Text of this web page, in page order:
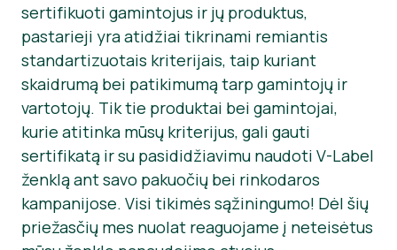
sertifikuoti gamintojus ir jų produktus,
pastarieji yra atidžiai tikrinami remiantis
standartizuotais kriterijais, taip kuriant
skaidrumą bei patikimumą tarp gamintojų ir
vartotojų. Tik tie produktai bei gamintojai,
kurie atitinka mūsų kriterijus, gali gauti
sertifikatą ir su pasididžiavimu naudoti V-Label
ženklą ant savo pakuočių bei rinkodaros
kampanijose. Visi tikimės sąžiningumo! Dėl šių
priežasčių mes nuolat reaguojame į neteisėtus